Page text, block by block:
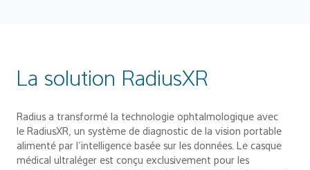
La solution RadiusXR
Radius a transformé la technologie ophtalmologique avec
le RadiusXR, un système de diagnostic de la vision portable
alimenté par l’intelligence basée sur les données. Le casque
médical ultraléger est conçu exclusivement pour les